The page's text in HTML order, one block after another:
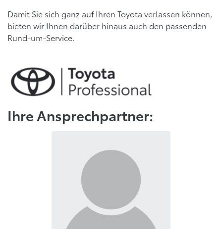
Damit Sie sich ganz auf Ihren Toyota verlassen können,
bieten wir Ihnen darüber hinaus auch den passenden
Rund-um-Service.
Ihre Ansprechpartner: